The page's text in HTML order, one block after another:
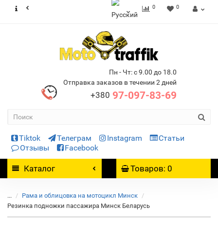
0 0
Пн - Чт: с 9.00 до 18.0
Отправка заказов в течении 2 дней
+380 97-097-83-69
Tiktok Телеграм Instagram
Статьи
Отзывы
Facebook
Каталог Товаров: 0
...
Рама и облицовка на мотоцикл Минск
Резинка подножки пассажира Минск Беларусь